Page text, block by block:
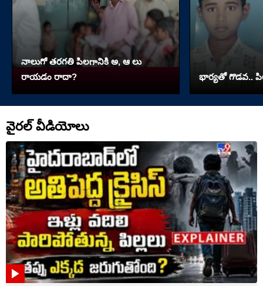
నాలుగో త‌ర‌గతి పిలగానికి అ, ఆ లు
రాయ‌డం రాదా?
భార్యతో గొడవ..
వైరల్ వీడియోలు